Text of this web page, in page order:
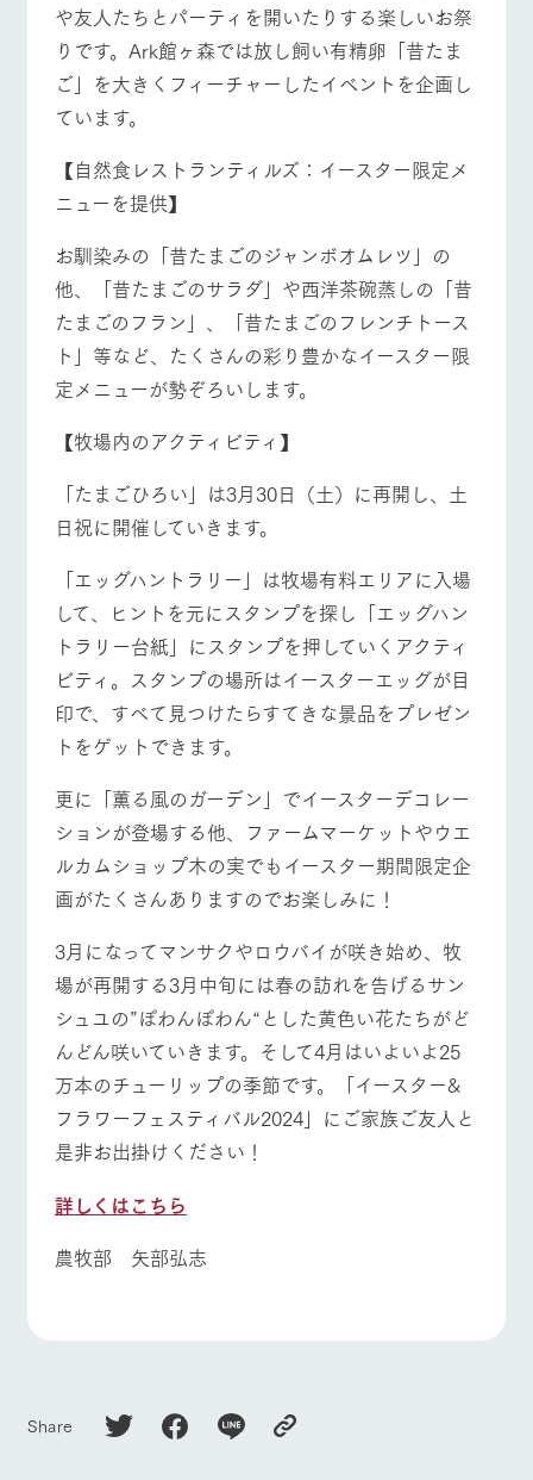
や友人たちとパーティを開いたりする楽しいお祭
りです。Ark館ヶ森では放し飼い有精卵「昔たま
ご」を大きくフィーチャーしたイベントを企画し
ています。
【自然食レストランティルズ：イースター限定メ
ニューを提供】
お馴染みの「昔たまごのジャンボオムレツ」の
他、「昔たまごのサラダ」や西洋茶碗蒸しの「昔
たまごのフラン」、「昔たまごのフレンチトース
ト」等など、たくさんの彩り豊かなイースター限
定メニューが勢ぞろいします。
【牧場内のアクティビティ】
「たまごひろい」は3月30日（土）に再開し、土
日祝に開催していきます。
「エッグハントラリー」は牧場有料エリアに入場
して、ヒントを元にスタンプを探し「エッグハン
トラリー台紙」にスタンプを押していくアクティ
ビティ。スタンプの場所はイースターエッグが目
印で、すべて見つけたらすてきな景品をプレゼン
トをゲットできます。
更に「薫る風のガーデン」でイースターデコレー
ションが登場する他、ファームマーケットやウエ
ルカムショップ木の実でもイースター期間限定企
画がたくさんありますのでお楽しみに！
3月になってマンサクやロウバイが咲き始め、牧
場が再開する3月中旬には春の訪れを告げるサン
シュユの”ぽわんぽわん“とした黄色い花たちがど
んどん咲いていきます。そして4月はいよいよ25
万本のチューリップの季節です。「イースター&
フラワーフェスティバル2024」にご家族ご友人と
是非お出掛けください！
詳しくはこちら
農牧部 矢部弘志
Share